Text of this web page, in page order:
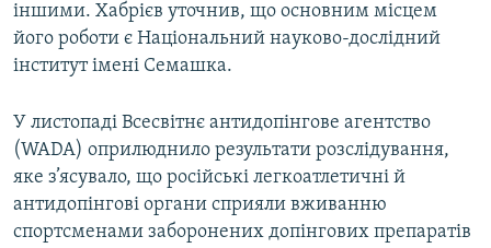
іншими. Хабрієв уточнив, що основним місцем
його роботи є Національний науково-дослідний
інститут імені Семашка.
У листопаді Всесвітнє антидопінгове агентство
(WADA) оприлюднило результати розслідування,
яке з’ясувало, що російські легкоатлетичні й
антидопінгові органи сприяли вживанню
спортсменами заборонених допінгових препаратів